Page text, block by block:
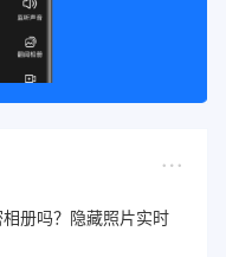
册吗？隐藏照片实时